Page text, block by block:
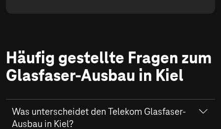
Häufig gestellte Fragen zum
Glasfaser-Ausbau in Kiel
Was unterscheidet den Telekom Glasfaser-
Ausbau in Kiel?